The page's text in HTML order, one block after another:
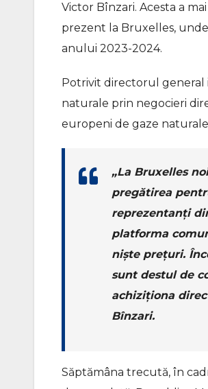
Victor Bînzari. Acesta a
prezent la Bruxelles,
anului 2023-2024.
Potrivit directorul general
naturale prin negocieri
europeni de gaze
„La Bruxelles
pregătirea
reprezentanți
platforma
niște prețuri.
sunt destul de
achiziționa
Bînzari.
Săptămâna trecută, în